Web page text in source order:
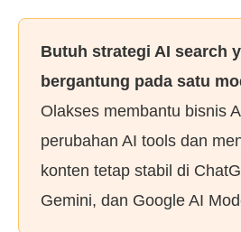
Butuh strategi AI search
bergantung pada satu
Olakses membantu bisnis
perubahan AI tools dan
konten tetap stabil di
Gemini, dan Google AI